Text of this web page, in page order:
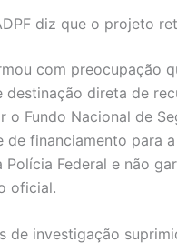
diz que o projeto
com preocupação
destinação direta de
o Fundo Nacional de
de financiamento para
Polícia Federal e não
oficial.
de investigação